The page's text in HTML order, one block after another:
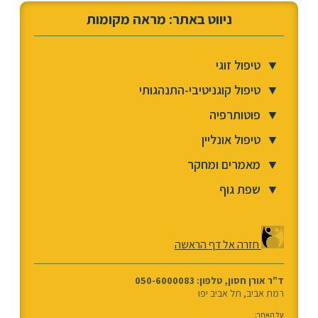
ניווט באתר: מראה מקומות
▼ טיפול זוגי
▼ טיפול קוגניטיבי-התנהגותי
▼ פוטותרפיה
▼ טיפול אונליין
▼ מאמרים ומחקר
▼ שפת גוף
חזרה אל דף הראשה
ד"ר אורן חסון, טלפון: 050-6000083
רמת אביב, תל אביב יפו
על האתר: